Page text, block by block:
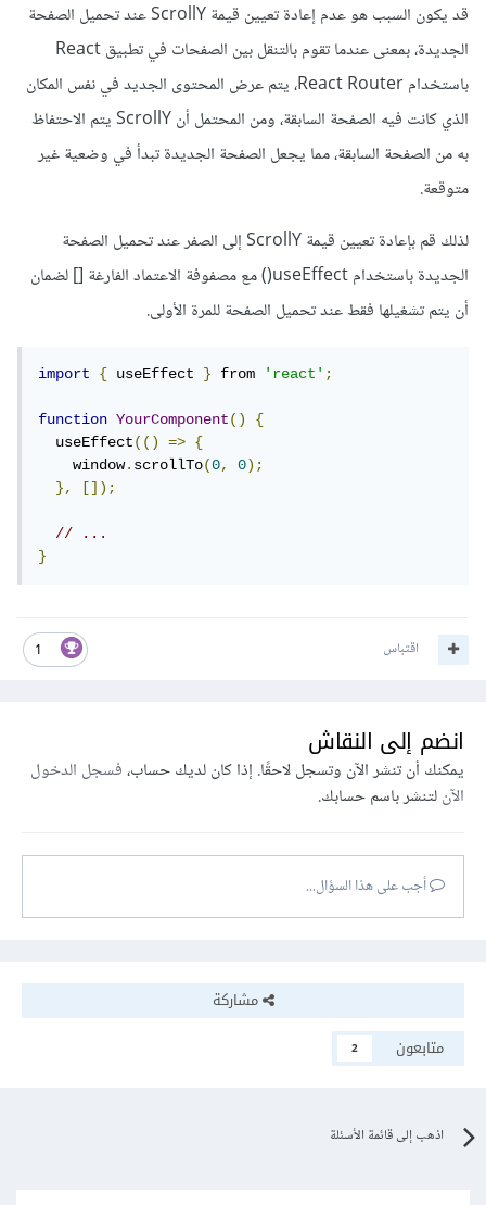
قد يكون السبب هو عدم إعادة تعيين قيمة ScrollY عند تحميل الصفحة
الجديدة، بمعنى عندما تقوم بالتنقل بين الصفحات في تطبيق React
باستخدام React Router، يتم عرض المحتوى الجديد في نفس المكان
الذي كانت فيه الصفحة السابقة، ومن المحتمل أن ScrollY يتم الاحتفاظ
به من الصفحة السابقة، مما يجعل الصفحة الجديدة تبدأ في وضعية غير
متوقعة.
لذلك قم بإعادة تعيين قيمة ScrollY إلى الصفر عند تحميل الصفحة
الجديدة باستخدام useEffect() مع مصفوفة الاعتماد الفارغة [] لضمان
أن يتم تشغيلها فقط عند تحميل الصفحة للمرة الأولى.
import { useEffect } from 'react';
function YourComponent()
{
  useEffect
(() =>
{
    window
.scrollTo(0, 0);
},
[]);
// ...
}
1 اقتباس
انضم إلى النقاش
يمكنك أن تنشر الآن وتسجل لاحقًا. إذا كان لديك حساب،فسجل الدخول
الآنلتنشر باسم حسابك.
أجب على هذا السؤال...
مشاركة
متابعون
2
اذهب إلى قائمة الأسئلة